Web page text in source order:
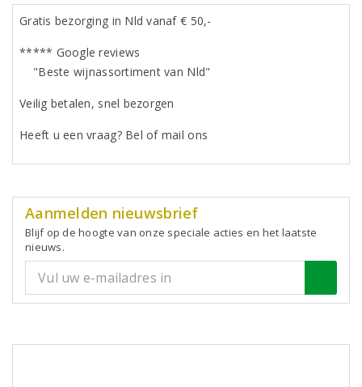
Gratis bezorging in Nld vanaf € 50,-
***** Google reviews
"Beste wijnassortiment van Nld"
Veilig betalen, snel bezorgen
Heeft u een vraag? Bel of mail ons
Aanmelden nieuwsbrief
Blijf op de hoogte van onze speciale acties en het laatste
nieuws.